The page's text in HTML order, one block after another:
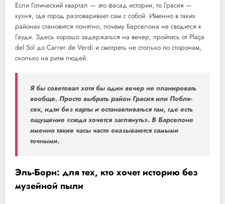
Если Готический квартал — это фасад истории, то Грасия —
кухня, где город разговаривает сам с собой. Именно в таких
районах становится понятно, почему Барселона не сводится к
Гауди. Здесь хорошо задержаться на вечер, пройтись от Plaça
del Sol до Carrer de Verdi и смотреть не столько по сторонам,
сколько на ритм людей.
Я бы советовал хотя бы один вечер не планировать
вообще. Просто выбрать район Грасия или Побле-
сек, идти без карты и останавливаться там, где есть
ощущение «сюда хочется заглянуть». В Барселоне
именно такие часы часто оказываются самыми
точными.
Эль-Борн: для тех, кто хочет историю без
музейной пыли